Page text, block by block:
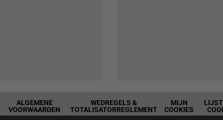
ALGEMENE
VOORWAARDEN
WEDREGELS &
TOTALISATORREGLEMENT
MIJN
COOKIES